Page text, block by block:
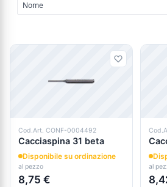
Prodotti
Cod.Art. CONF-0004492
Cacciaspina 31 beta
Disponibile su ordinazione
al pezzo
8,75 €
al